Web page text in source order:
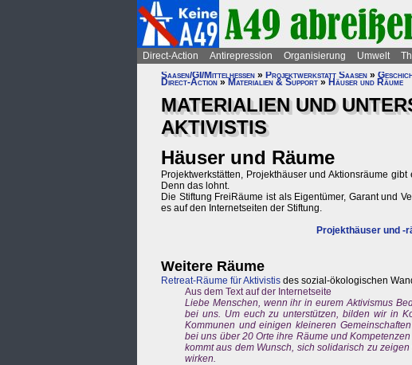
Direct-Action Antirepression Organisierung Umwelt
Saasen/GI/Mittelhessen » Projektwerkstatt Saasen »
Direct-Action » Materialien & Support » Häuser und Räume
MATERIALIEN UND
AKTIVISTIS
Häuser und Räume
Projektwerkstätten, Projekthäuser und Aktionsräume
Denn das lohnt.
Die Stiftung FreiRäume ist als Eigentümer, Garant und
es auf den Internetseiten der Stiftung.
Projekthäuser und -
Weitere Räume
Retreat-Räume für Aktivistis des sozial-ökologischen
Aus dem Text auf der Internetseite
Liebe Menschen, wenn ihr in eurem Aktivismus
bei uns. Um euch zu unterstützen, bilden wir in
Kommunen und einigen kleineren
bei uns über 20 Orte ihre Räume und
kommt aus dem Wunsch, sich solidarisch zu
wirken.